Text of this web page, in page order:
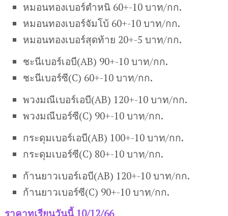
หมอนทองเบอร์ตำหนิ 60+-10 บาท/กก.
หมอนทองเบอร์จัมโบ้ 60+-10 บาท/กก.
หมอนทองเบอร์สุดท้าย 20+-5 บาท/กก.
ชะนีเบอร์เอบี(AB) 90+-10 บาท/กก.
ชะนีเบอร์ซี(C) 60+-10 บาท/กก.
พวงมณีเบอร์เอบี(AB) 120+-10 บาท/กก.
พวงมณีบอร์ซี(C) 90+-10 บาท/กก.
กระดุมเบอร์เอบี(AB) 100+-10 บาท/กก.
กระดุมเบอร์ซี(C) 80+-10 บาท/กก.
ก้านยาวเบอร์เอบี(AB) 120+-10 บาท/กก.
ก้านยาวเบอร์ซี(C) 90+-10 บาท/กก.
ราคาทุเรียนวันนี้ 10/12/66